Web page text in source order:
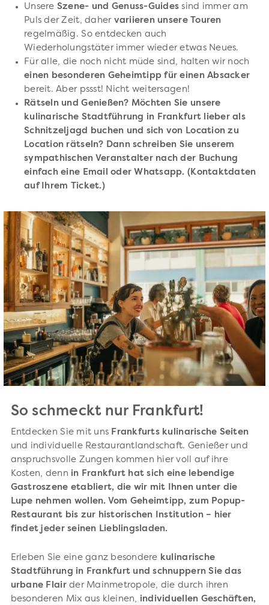
Unsere Szene- und Genuss-Guides sind immer am
Puls der Zeit, daher variieren unsere Touren
regelmäßig. So entdecken auch
Wiederholungstäter immer wieder etwas Neues.
Für alle, die noch nicht müde sind, halten wir noch
einen besonderen Geheimtipp für einen Absacker
bereit. Aber pssst! Nicht weitersagen!
Rätseln und Genießen? Möchten Sie unsere
kulinarische Stadtführung in Frankfurt lieber als
Schnitzeljagd buchen und sich von Location zu
Location rätseln? Dann schreiben Sie unserem
sympathischen Veranstalter nach der Buchung
einfach eine Email oder Whatsapp. (Kontaktdaten
auf Ihrem Ticket.)
So schmeckt nur Frankfurt!
Entdecken Sie mit uns Frankfurts kulinarische Seiten
und individuelle Restaurantlandschaft. Genießer und
anspruchsvolle Zungen kommen hier voll auf ihre
Kosten, denn in Frankfurt hat sich eine lebendige
Gastroszene etabliert, die wir mit Ihnen unter die
Lupe nehmen wollen. Vom Geheimtipp, zum Popup-
Restaurant bis zur historischen Institution – hier
findet jeder seinen Lieblingsladen.
Erleben Sie eine ganz besondere kulinarische
Stadtführung in Frankfurt und schnuppern Sie das
urbane Flairder Mainmetropole, die durch ihren
besonderen Mix aus kleinen, individuellen Geschäften,